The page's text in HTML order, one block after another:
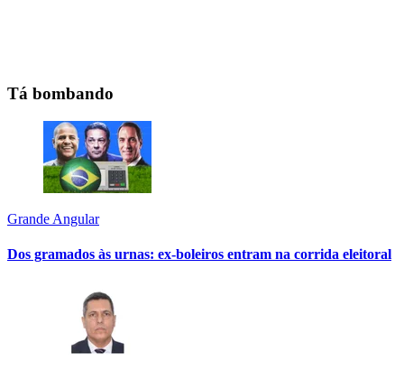
Tá bombando
Grande Angular
Dos gramados às urnas: ex-boleiros entram na corrida eleitoral